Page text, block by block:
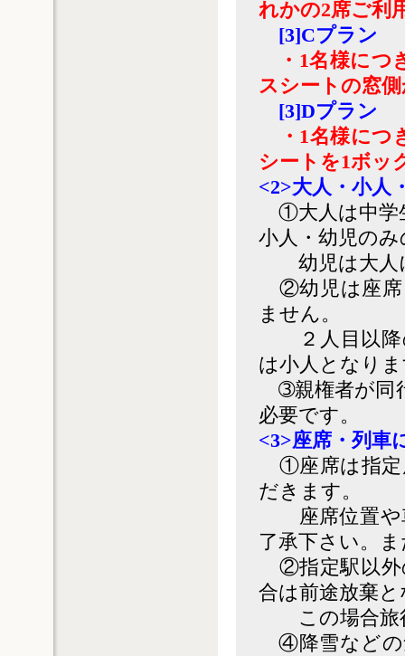
れかの2席ご利
[3]Cプラン
・1名様に
スシートの窓
[3]Dプラン
・1名様に
シートを1ボッ
<2>大人・小人
①大人は中学
小人・幼児の
幼児は大人に
②幼児は座席
ません。
２人目以降
は小人となり
➂親権者が同
必要です。
<3>座席・列車
①座席は指定
だきます。
座席位置や
了承下さい。
②指定駅以外
合は前途放棄
この場合旅
④降雪などの